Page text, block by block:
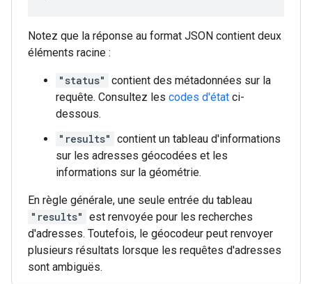
Notez que la réponse au format JSON contient deux
éléments racine :
"status" contient des métadonnées sur la
requête. Consultez les codes d'état ci-
dessous.
"results" contient un tableau d'informations
sur les adresses géocodées et les
informations sur la géométrie.
En règle générale, une seule entrée du tableau
"results" est renvoyée pour les recherches
d'adresses. Toutefois, le géocodeur peut renvoyer
plusieurs résultats lorsque les requêtes d'adresses
sont ambiguës.